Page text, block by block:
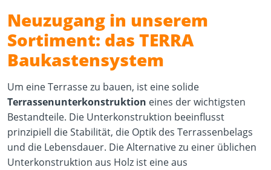
Neuzugang in unserem
Sortiment: das TERRA
Baukastensystem
Um eine Terrasse zu bauen, ist eine solide
Terrassenunterkonstruktion eines der wichtigsten
Bestandteile. Die Unterkonstruktion beeinflusst
prinzipiell die Stabilität, die Optik des Terrassenbelags
und die Lebensdauer. Die Alternative zu einer üblichen
Unterkonstruktion aus Holz ist eine aus